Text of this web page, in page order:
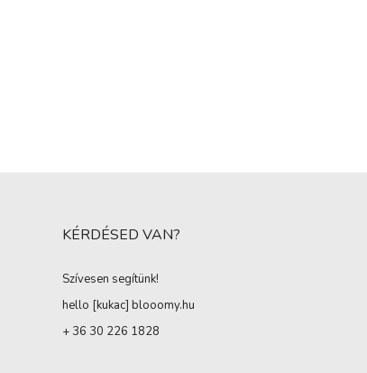
KÉRDÉSED VAN?
Szívesen segítünk!
hello [kukac] blooomy.hu
+ 36 30 226 1828